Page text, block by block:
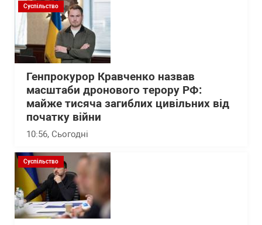
Суспільство
Генпрокурор Кравченко назвав
масштаби дронового терору РФ:
майже тисяча загиблих цивільних від
початку війни
10:56, Сьогодні
Суспільство